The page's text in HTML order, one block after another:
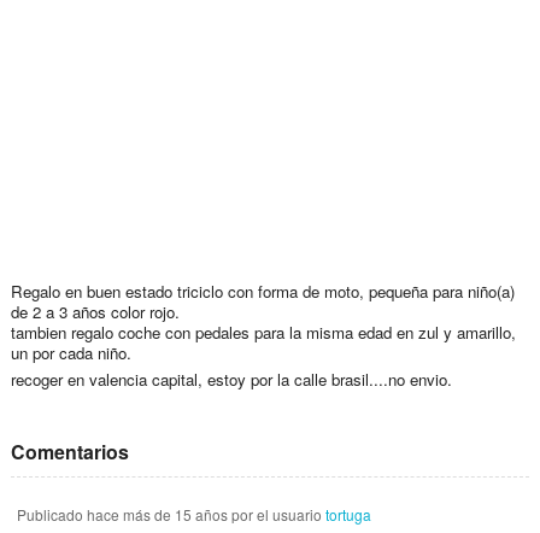
Regalo en buen estado triciclo con forma de moto, pequeña para niño(a)
de 2 a 3 años color rojo.
tambien regalo coche con pedales para la misma edad en zul y amarillo,
un por cada niño.
recoger en valencia capital, estoy por la calle brasil....no envio.
Comentarios
Publicado hace más de 15 añospor el usuario tortuga